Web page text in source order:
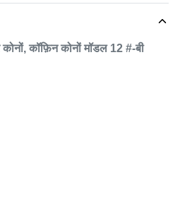
कोनों, कॉफ़िन कोनों मॉडल 12 #-बी